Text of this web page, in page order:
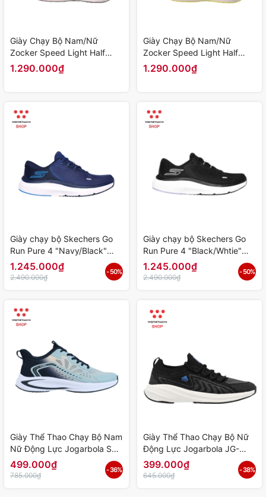
Giày Chạy Bộ Nam/Nữ
Zocker Speed Light Half
Carbon "Neon"
KOJI00000479 - Hàng
1.290.000₫
Giày Chạy Bộ Nam/Nữ
Zocker Speed Light Half
Carbon "Neon"
KOJI00000490 - Hàng
1.290.000₫
Giày chạy bộ Skechers Go
Run Pure 4 "Navy/Black"
246082-NVBL - Hàng Chính
Hãng
1.245.000₫
2.490.000₫
- 50%
Giày chạy bộ Skechers Go
Run Pure 4 "Black/Whtie"
172082-BKW - Hàng Chính
Hãng
1.245.000₫
2.490.000₫
- 50%
Giày Thể Thao Chạy Bộ Nam
Nữ Động Lực Jogarbola S24
"Light Blue" JG-23097-02 -
Hàng Chính Hãng
499.000₫
785.000₫
- 36%
Giày Thể Thao Chạy Bộ Nữ
Động Lực Jogarbola JG-
2231 "Đen" JG-2231D -
Hàng Chính Hãng
399.000₫
645.000₫
- 38%